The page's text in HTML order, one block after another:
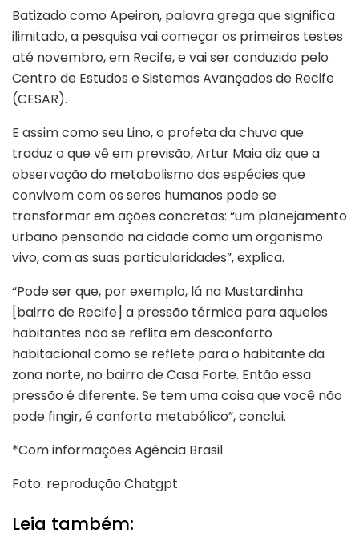
Batizado como Apeiron, palavra grega que significa
ilimitado, a pesquisa vai começar os primeiros testes
até novembro, em Recife, e vai ser conduzido pelo
Centro de Estudos e Sistemas Avançados de Recife
(CESAR).
E assim como seu Lino, o profeta da chuva que
traduz o que vê em previsão, Artur Maia diz que a
observação do metabolismo das espécies que
convivem com os seres humanos pode se
transformar em ações concretas: “um planejamento
urbano pensando na cidade como um organismo
vivo, com as suas particularidades”, explica.
“Pode ser que, por exemplo, lá na Mustardinha
[bairro de Recife] a pressão térmica para aqueles
habitantes não se reflita em desconforto
habitacional como se reflete para o habitante da
zona norte, no bairro de Casa Forte. Então essa
pressão é diferente. Se tem uma coisa que você não
pode fingir, é conforto metabólico”, conclui.
*Com informações Agência Brasil
Foto: reprodução Chatgpt
Leia também: